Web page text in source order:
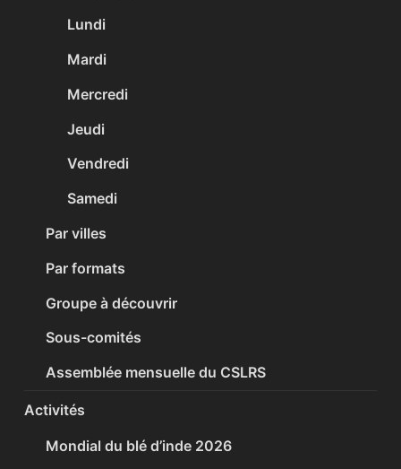
Lundi
Mardi
Mercredi
Jeudi
Vendredi
Samedi
Par villes
Par formats
Groupe à découvrir
Sous-comités
Assemblée mensuelle du CSLRS
Activités
Mondial du blé d’inde 2026